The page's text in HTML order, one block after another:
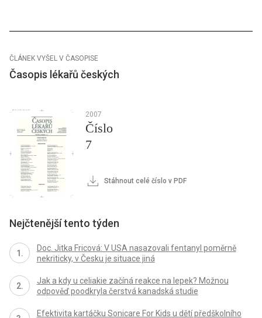
ČLÁNEK VYŠEL V ČASOPISE
Časopis lékařů českých
2007
Číslo
7
Stáhnout celé číslo v PDF
Nejčtenější tento týden
Doc. Jitka Fricová: V USA nasazovali fentanyl poměrně
nekriticky, v Česku je situace jiná
Jak a kdy u celiakie začíná reakce na lepek? Možnou
odpověď poodkryla čerstvá kanadská studie
Efektivita kartáčku Sonicare For Kids u dětí předškolního